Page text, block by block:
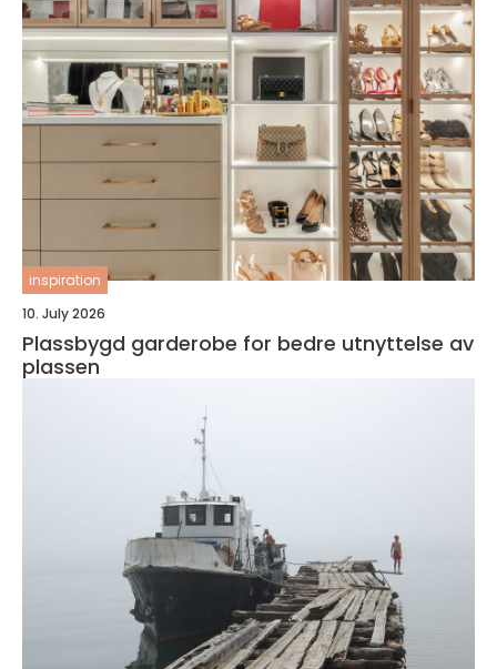
inspiration
10. July 2026
Plassbygd garderobe for bedre utnyttelse av
plassen